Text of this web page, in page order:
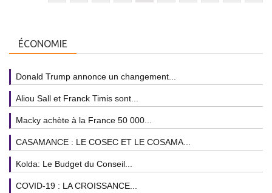
ÉCONOMIE
Donald Trump annonce un changement...
Aliou Sall et Franck Timis sont...
Macky achète à la France 50 000...
CASAMANCE : LE COSEC ET LE COSAMA...
Kolda: Le Budget du Conseil...
COVID-19 : LA CROISSANCE...